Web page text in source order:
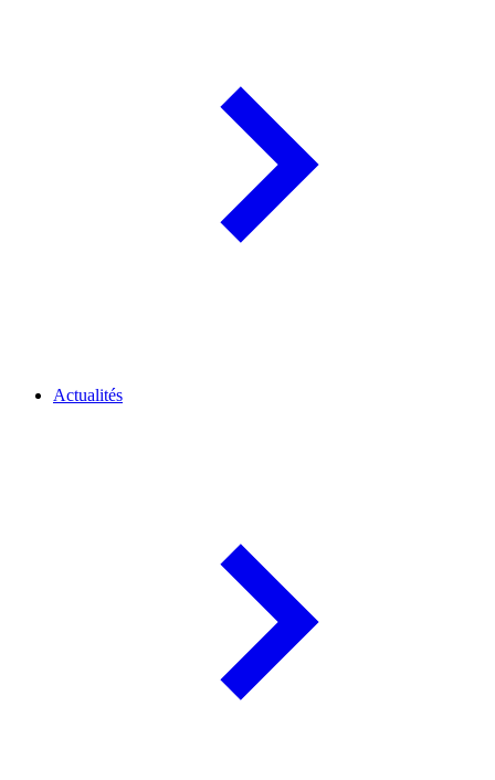
Actualités